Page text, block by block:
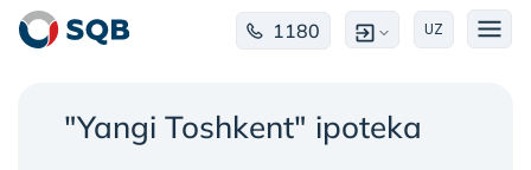
1180 UZ
"Yangi Toshkent" ipoteka